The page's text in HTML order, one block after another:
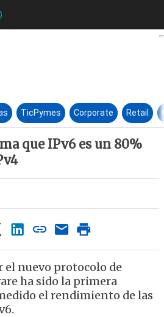
Compuware afirma que IPv6
TicPymes Corporate Retail
que IPv6 es un 80%
nuevo protocolo de
ha sido la primera
el rendimiento de las